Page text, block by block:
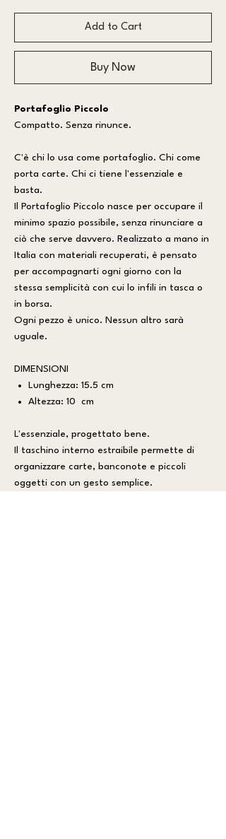
Add to Cart
Buy Now
Portafoglio Piccolo
Compatto. Senza rinunce.
C'è chi lo usa come portafoglio. Chi come
porta carte. Chi ci tiene l'essenziale e
basta.
Il Portafoglio Piccolo nasce per occupare il
minimo spazio possibile, senza rinunciare a
ciò che serve davvero. Realizzato a mano in
Italia con materiali recuperati, è pensato
per accompagnarti ogni giorno con la
stessa semplicità con cui lo infili in tasca o
in borsa.
Ogni pezzo è unico. Nessun altro sarà
uguale.
DIMENSIONI
Lunghezza: 15.5 cm
Altezza: 10 cm
L'essenziale, progettato bene.
Il taschino interno estraibile permette di
organizzare carte, banconote e piccoli
oggetti con un gesto semplice.